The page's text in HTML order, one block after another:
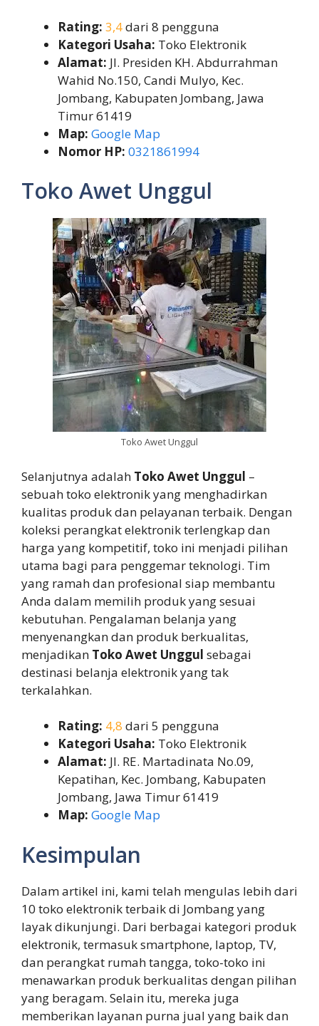
Rating: 3,4dari 8 pengguna
Kategori Usaha: Toko Elektronik
Alamat: Jl. Presiden KH. Abdurrahman
Wahid No.150, Candi Mulyo, Kec.
Jombang, Kabupaten Jombang, Jawa
Timur 61419
Map: Google Map
Nomor HP: 0321861994
Toko Awet Unggul
Toko Awet Unggul
Selanjutnya adalah Toko Awet Unggul –
sebuah toko elektronik yang menghadirkan
kualitas produk dan pelayanan terbaik. Dengan
koleksi perangkat elektronik terlengkap dan
harga yang kompetitif, toko ini menjadi pilihan
utama bagi para penggemar teknologi. Tim
yang ramah dan profesional siap membantu
Anda dalam memilih produk yang sesuai
kebutuhan. Pengalaman belanja yang
menyenangkan dan produk berkualitas,
menjadikan Toko Awet Unggul sebagai
destinasi belanja elektronik yang tak
terkalahkan.
Rating: 4,8 dari 5 pengguna
Kategori Usaha: Toko Elektronik
Alamat: Jl. RE. Martadinata No.09,
Kepatihan, Kec. Jombang, Kabupaten
Jombang, Jawa Timur 61419
Map: Google Map
Kesimpulan
Dalam artikel ini, kami telah mengulas lebih dari
10 toko elektronik terbaik di Jombang yang
layak dikunjungi. Dari berbagai kategori produk
elektronik, termasuk smartphone, laptop, TV,
dan perangkat rumah tangga, toko-toko ini
menawarkan produk berkualitas dengan pilihan
yang beragam. Selain itu, mereka juga
memberikan layanan purna jual yang baik dan